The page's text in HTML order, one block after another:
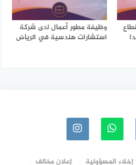
وظيفة مطور أعمال لدى شركة
استشارات هندسية في الرياض
إخلاء المسؤولية إعلان مخالف